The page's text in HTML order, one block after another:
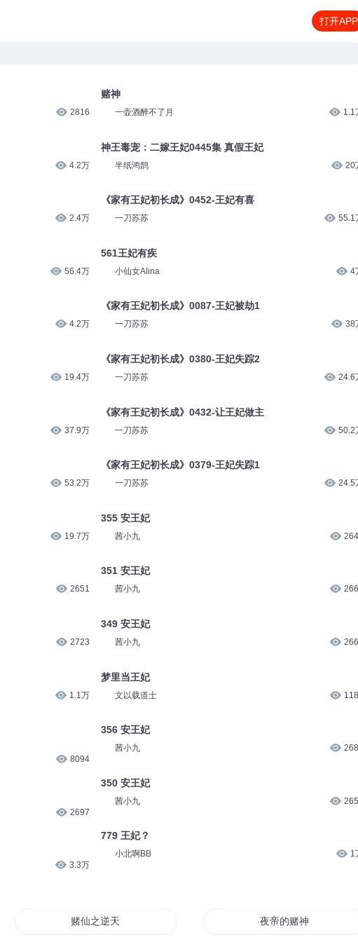
打开APP
2816
4.2万
2.4万
56.4万
4.2万
19.4万
37.9万
53.2万
19.7万
2651
2723
1.1万
8094
2697
3.3万
赌神
一壶酒醉不了月 1.1
神王毒宠：二嫁王妃0445集 真假王妃
半纸鸿鹊 20
《家有王妃初长成》0452-王妃有喜
一刀苏苏 55.1
561王妃有疾
小仙女Alina 4
《家有王妃初长成》0087-王妃被劫1
一刀苏苏 38
《家有王妃初长成》0380-王妃失踪2
一刀苏苏 24.6
《家有王妃初长成》0432-让王妃做主
一刀苏苏 50.2
《家有王妃初长成》0379-王妃失踪1
一刀苏苏 24.5
355 安王妃
茜小九
351 安王妃
茜小九
349 安王妃
茜小九
梦里当王妃
文以载道士
356 安王妃
茜小九
350 安王妃
茜小九
779 王妃？
小北啊BB 1
赌仙之逆天赌王 夜帝的赌神小妻